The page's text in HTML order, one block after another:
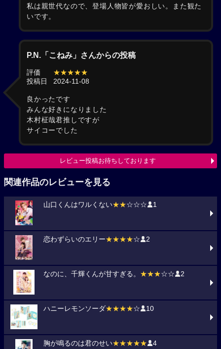
私は親世代なので、登場人物皆が愛おしい。また観た
いです。
P.N.「こねみ」さんからの投稿
評価
★★★★★
投稿日
2024-11-08
良かったです
みんな好きになりました
木村柾哉君推しですが
サイコーでした
レビュー投稿お待ちしております
関連作品のレビューを見る
山口くんはワルくない★★☆☆☆ 1
恋わずらいのエリー★★★★☆ 2
なのに、千輝くんが甘すぎる。 ★★★☆☆ 2
ハニーレモンソーダ★★★★☆ 10
胸が鳴るのは君のせい★★★★★ 4